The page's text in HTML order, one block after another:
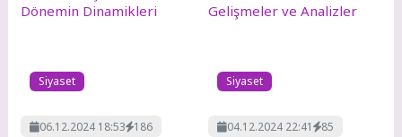
Siyaset
06.12.2024 18:53 186
Siyaset
04.12.2024 22:41 85